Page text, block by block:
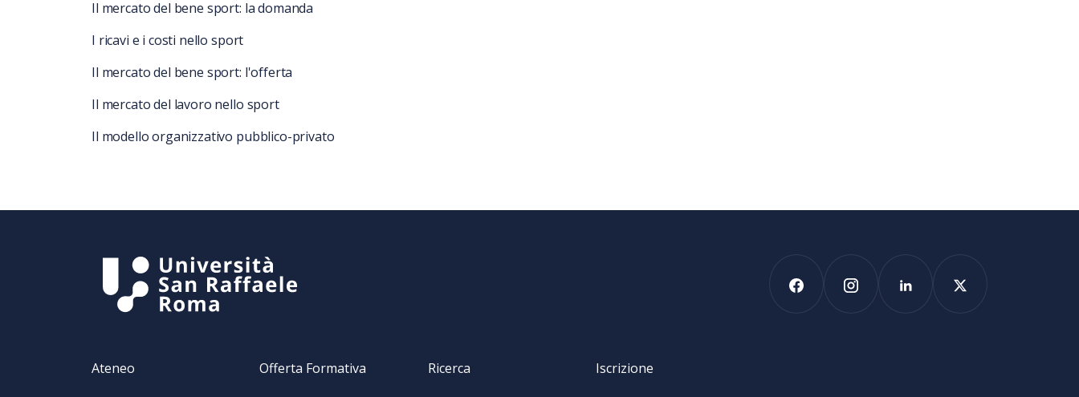
Il mercato del bene sport: la domanda
I ricavi e i costi nello sport
Il mercato del bene sport: l'offerta
Il mercato del lavoro nello sport
Il modello organizzativo pubblico-privato
Ateneo Offerta Formativa Ricerca Iscrizione